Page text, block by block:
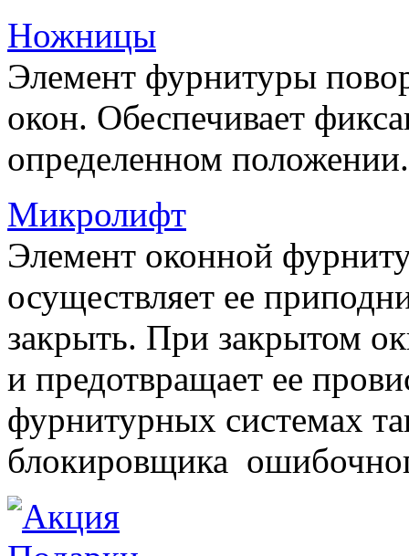
Ножницы
Элемент фурнитуры
окон. Обеспечивает
определенном положении.
Микролифт
Элемент оконной
осуществляет ее
закрыть. При закрытом
и предотвращает ее
фурнитурных системах
блокировщика